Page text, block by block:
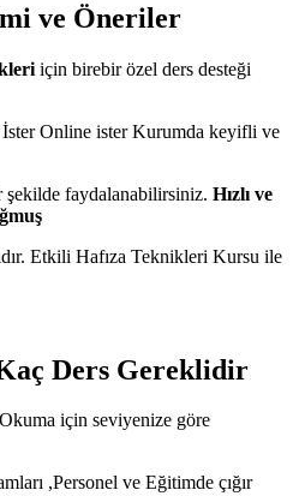
ve Öneriler
için birebir özel ders desteği
Online ister Kurumda keyifli ve
faydalanabilirsiniz. Hızlı ve
Etkili Hafıza Teknikleri Kursu ile
Ders Gereklidir
için seviyenize göre
,Personel ve Eğitimde çığır